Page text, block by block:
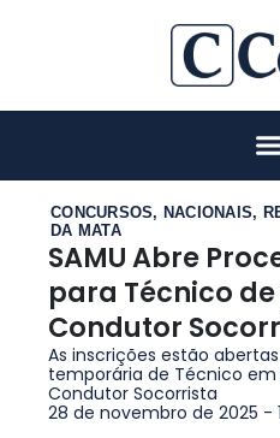
CONCURSOS, NACIONAIS,
DA MATA
SAMU Abre
para Técnico
Condutor
As inscrições estão
temporária de Técnico
Condutor Socorrista
28 de novembro de 2025 -